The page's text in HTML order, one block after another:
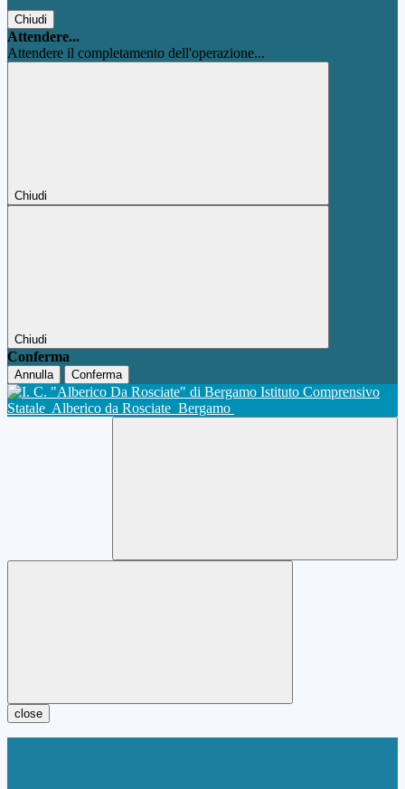
Chiudi
Attendere...
Attendere il completamento dell'operazione...
Chiudi
Chiudi
Conferma
Annulla Conferma
Istituto Comprensivo
Statale Alberico da Rosciate Bergamo
close